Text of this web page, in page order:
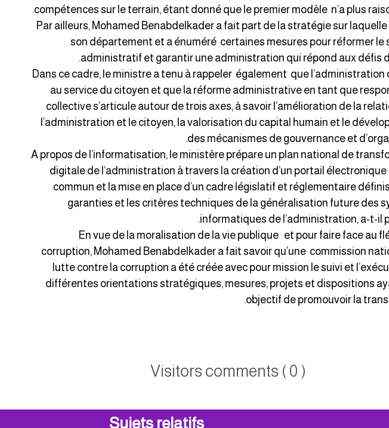
compétences sur le terrain, étant donné que le premier modèle n’a plus
Par ailleurs, Mohamed Benabdelkader a fait part de la stratégie sur
son département et a énuméré certaines mesures pour réformer le
administratif et garantir une administration qui répond aux défis
Dans ce cadre, le ministre a tenu à rappeler également que
au service du citoyen et que la réforme administrative en tant que
collective s’articule autour de trois axes, à savoir l’amélioration de la
l’administration et le citoyen, la valorisation du capital humain et le
des mécanismes de gouvernance et
A propos de l’informatisation, le ministère prépare un plan national de
digitale de l’administration à travers la création d’un portail électronique
commun et la mise en place d’un cadre législatif et réglementaire
garanties et les critères techniques de la généralisation future des
informatiques de l’administration, a-t-il
En vue de la moralisation de la vie publique et pour faire face au
corruption, Mohamed Benabdelkader a fait savoir qu’une commission
lutte contre la corruption a été créée avec pour mission le suivi et
différentes orientations stratégiques, mesures, projets et dispositions
objectif de promouvoir la
Visitors comments ( 0 )
Sujets relatifs